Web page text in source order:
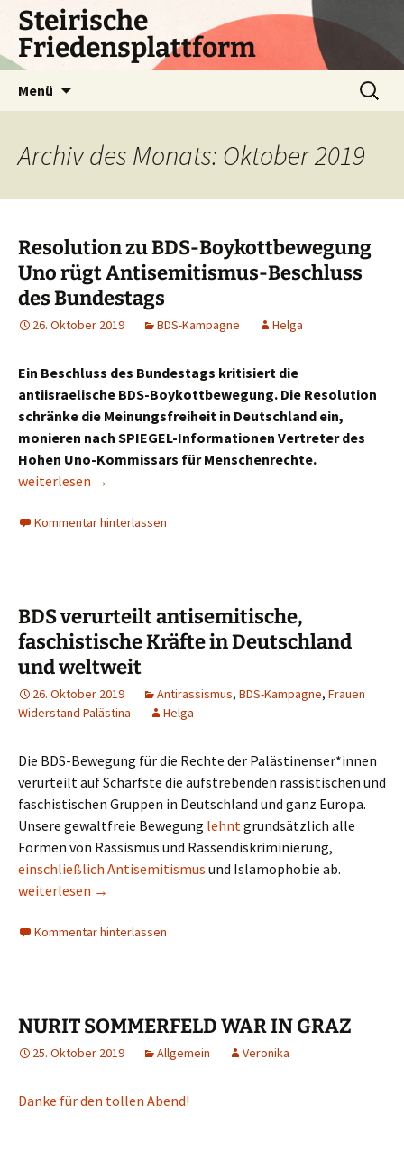
Zum
Inhalt
springen
Steirische
Friedensplattform
Menü
Suchen
nach:
Archiv des Monats: Oktober 2019
Resolution zu BDS-Boykottbewegung
Uno rügt Antisemitismus-Beschluss
des Bundestags
26. Oktober 2019 BDS-Kampagne Helga
Ein Beschluss des Bundestags kritisiert die
antiisraelische BDS-Boykottbewegung. Die Resolution
schränke die Meinungsfreiheit in Deutschland ein,
monieren nach SPIEGEL-Informationen Vertreter des
Hohen Uno-Kommissars für Menschenrechte.
Resolution zu BDS-Boykottbewegung Uno rügt
weiterlesen →
Kommentar hinterlassen
BDS verurteilt antisemitische,
faschistische Kräfte in Deutschland
und weltweit
26. Oktober 2019 Antirassismus, BDS-Kampagne, Frauen
Widerstand Palästina
Helga
Die BDS-Bewegung für die Rechte der Palästinenser*innen
verurteilt auf Schärfste die aufstrebenden rassistischen und
faschistischen Gruppen in Deutschland und ganz Europa.
Unsere gewaltfreie Bewegung lehntgrundsätzlich alle
Formen von Rassismus und Rassendiskriminierung,
einschließlich Antisemitismus und Islamophobie ab.
BDS verurteilt antisemitische, faschistische Kräfte in
weiterlesen →
Kommentar hinterlassen
NURIT SOMMERFELD WAR IN GRAZ
25. Oktober 2019 Allgemein Veronika
Danke für den tollen Abend!